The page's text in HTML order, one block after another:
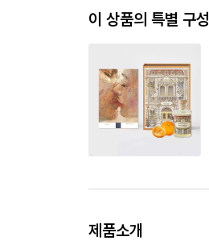
이 상품의 특별 구성
제품소개